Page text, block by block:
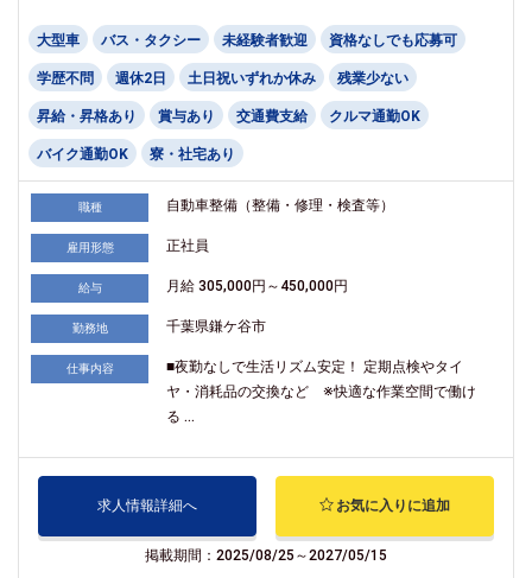
大型車 バス・タクシー 未経験者歓迎 資格なしでも応募可
学歴不問 週休2日 土日祝いずれか休み 残業少ない
昇給・昇格あり 賞与あり 交通費支給 クルマ通勤OK
バイク通勤OK 寮・社宅あり
職種 自動車整備（整備・修理・検査等）
雇用形態 正社員
給与 月給 305,000円～450,000円
勤務地 千葉県鎌ケ谷市
仕事内容
■夜勤なしで生活リズム安定！ 定期点検やタイ
ヤ・消耗品の交換など ※快適な作業空間で働け
る ...
求人情報詳細へ お気に入りに追加
掲載期間：2025/08/25～2027/05/15